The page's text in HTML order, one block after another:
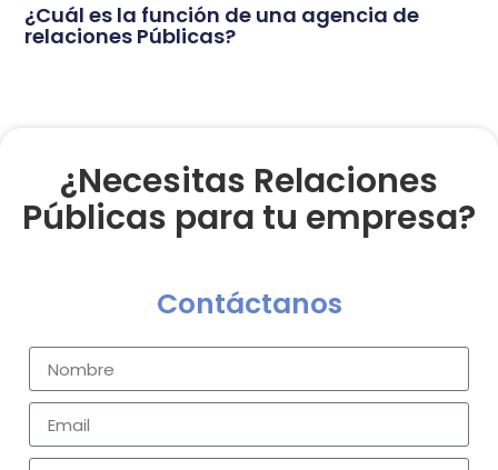
¿Cuál es la función de una agencia de
relaciones Públicas?
¿Necesitas Relaciones
Públicas para tu empresa?
Contáctanos